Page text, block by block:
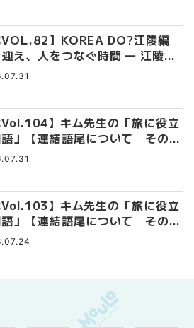
VOL.82】KOREA DO?江陵編
迎え、人をつなぐ時間 ― 江陵端
Vol.104】キム先生の「旅に役立
」【連結語尾について その
Vol.103】キム先生の「旅に役立
」【連結語尾について その